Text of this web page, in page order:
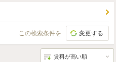
この検索条件を 変更する